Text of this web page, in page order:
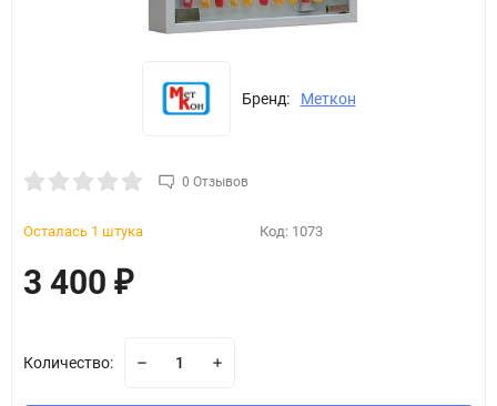
Бренд: Меткон
0 Отзывов
Осталась 1 штука Код: 1073
3 400 ₽
Количество: